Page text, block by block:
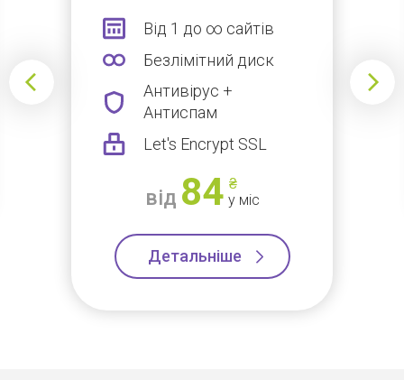
Від 1 до ∞ сайтів
Безлімітний диск
Антивірус +
Антиспам
Let's Encrypt SSL
від 84 ₴
у міс
Детальніше